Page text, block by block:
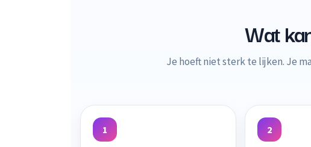
Wat
Je hoeft niet sterk te lijken. Je
1 2